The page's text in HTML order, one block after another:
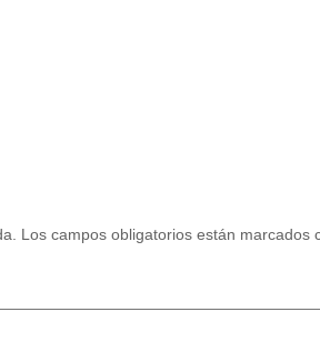
Los campos obligatorios están marcados